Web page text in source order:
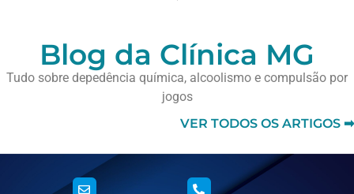
Blog da Clínica MG
Tudo sobre depedência química, alcoolismo e compulsão por
jogos
VER TODOS OS ARTIGOS ➡